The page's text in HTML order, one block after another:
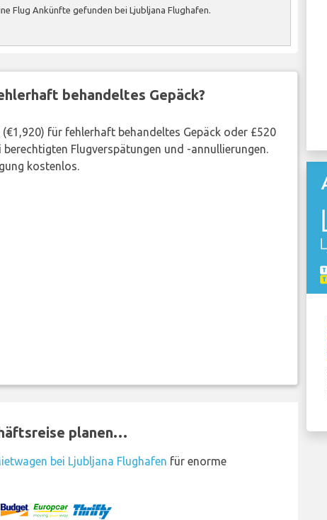
Flug Ankünfte gefunden bei Ljubljana Flughafen.
behandeltes Gepäck?
(€1,920) für fehlerhaft behandeltes Gepäck oder £520
Flugverspätungen und -annullierungen.
kostenlos.
planen…
bei Ljubljana Flughafen für enorme